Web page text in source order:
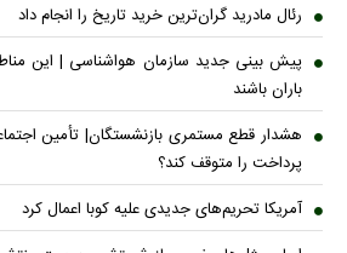
رئال مادرید گران‌ترین خرید تاریخ را انجام داد
پیش بینی جدید سازمان هواشناسی | این
باران باشند
هشدار قطع مستمری بازنشستگان| تأمین
پرداخت را متوقف کند؟
آمریکا تحریم‌های جدیدی علیه کوبا اعمال کرد